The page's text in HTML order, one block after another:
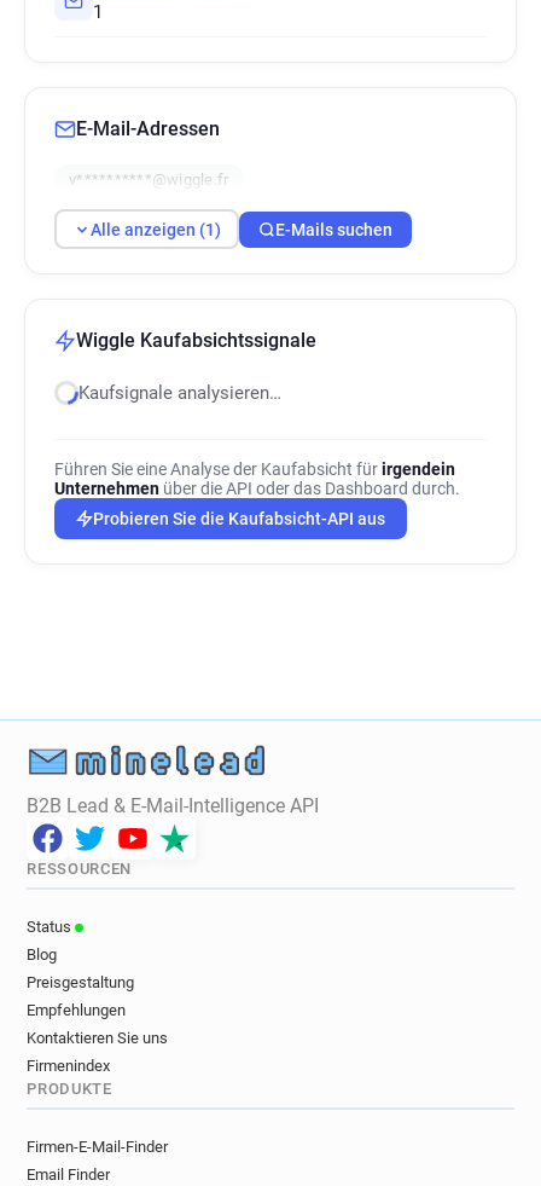
1
E-Mail-Adressen
v**********@wiggle.fr
Alle anzeigen (1) E-Mails suchen
Wiggle Kaufabsichtssignale
Kaufsignale analysieren…
Führen Sie eine Analyse der Kaufabsicht fürirgendein
Unternehmen über die API oder das Dashboard durch.
Probieren Sie die Kaufabsicht-API aus
B2B Lead & E-Mail-Intelligence API
RESSOURCEN
Status
Blog
Preisgestaltung
Empfehlungen
Kontaktieren Sie uns
Firmenindex
PRODUKTE
Firmen-E-Mail-Finder
Email Finder